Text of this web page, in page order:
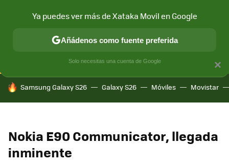
CONECTIVIDAD MÓVIL Y SOCIEDAD APLICACIONES
HOY SE HABLA DE
Samsung Galaxy S26 Galaxy S26 Móviles Movistar
Nokia E90 Communicator, llegada
inminente
×
Ya puedes ver más de Xataka Movil en Google
Añádenos como fuente preferida
Solo necesitas una cuenta de Google